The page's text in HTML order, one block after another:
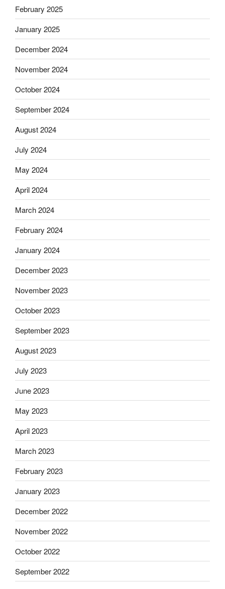
February 2025
January 2025
December 2024
November 2024
October 2024
September 2024
August 2024
July 2024
May 2024
April 2024
March 2024
February 2024
January 2024
December 2023
November 2023
October 2023
September 2023
August 2023
July 2023
June 2023
May 2023
April 2023
March 2023
February 2023
January 2023
December 2022
November 2022
October 2022
September 2022